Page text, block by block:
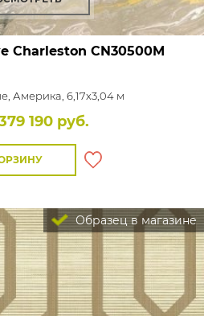
Charleston CN30500M
Америка, 6,17x3,04 м
190 руб.
Образец в магазине